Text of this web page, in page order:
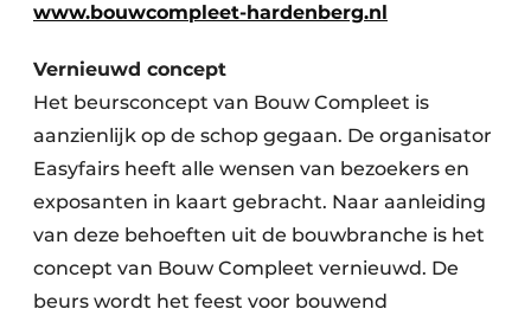
www.bouwcompleet-hardenberg.nl
Vernieuwd concept
Het beursconcept van Bouw Compleet is
aanzienlijk op de schop gegaan. De organisator
Easyfairs heeft alle wensen van bezoekers en
exposanten in kaart gebracht. Naar aanleiding
van deze behoeften uit de bouwbranche is het
concept van Bouw Compleet vernieuwd. De
beurs wordt het feest voor bouwend